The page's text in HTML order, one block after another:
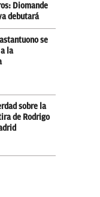
Diomande
debutará
se
la
sobre la
de Rodrigo